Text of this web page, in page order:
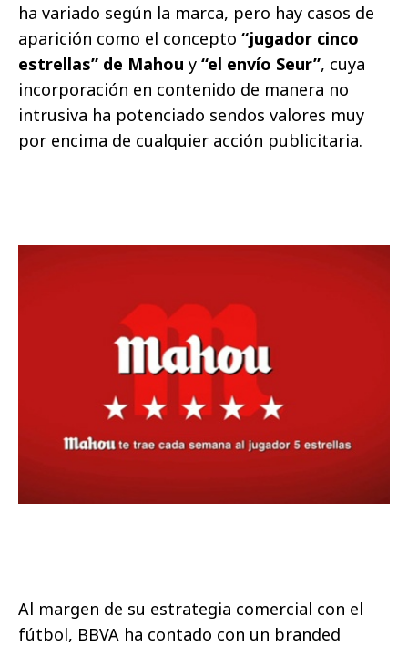
ha variado según la marca, pero hay casos de
aparición como el concepto “jugador cinco
estrellas” de Mahou y “el envío Seur”, cuya
incorporación en contenido de manera no
intrusiva ha potenciado sendos valores muy
por encima de cualquier acción publicitaria.
Al margen de su estrategia comercial con el
fútbol, BBVA ha contado con un branded